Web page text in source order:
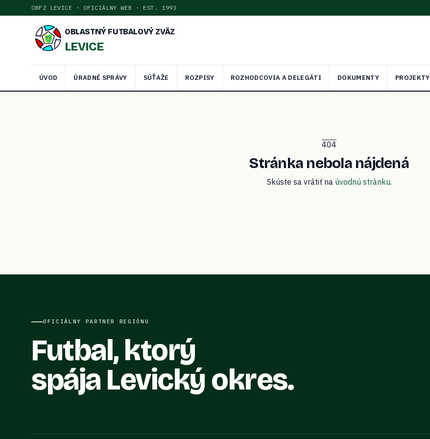
OBFZ LEVICE · OFICIÁLNY WEB · EST. 1993
OBLASTNÝ FUTBALOVÝ ZVÄZ
LEVICE
ÚVOD ÚRADNÉ SPRÁVY SÚŤAŽE ROZPISY ROZHODCOVIA A DELEGÁTI DOKUMENTY PROJEKTY
404
Stránka nebola nájdená
Skúste sa vrátiť na úvodnú stránku.
OFICIÁLNY PARTNER REGIÓNU
Futbal, ktorý
spája Levický okres.